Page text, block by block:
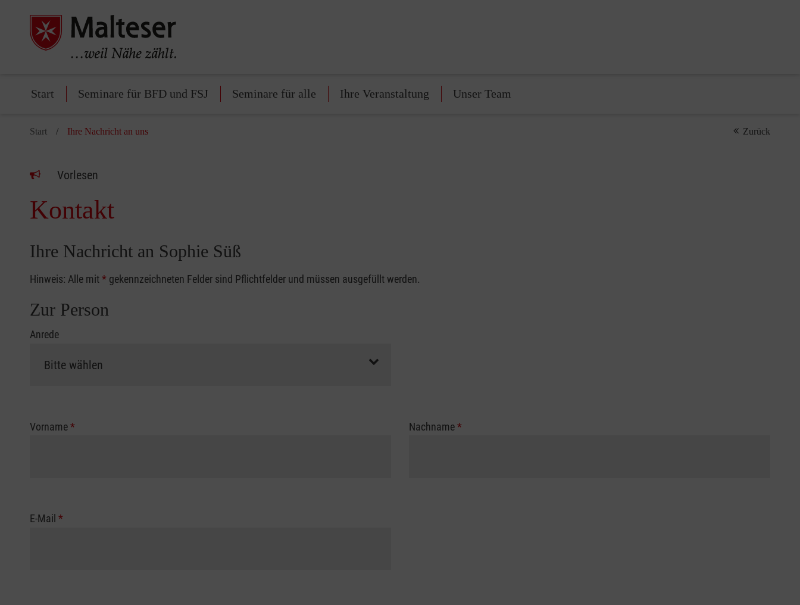
Start Seminare für BFD und FSJ Seminare für alle Ihre Veranstaltung Unser Team
Start Ihre Nachricht an uns Zurück
Vorlesen
Kontakt
Ihre Nachricht an Sophie Süß
Hinweis: Alle mit* gekennzeichneten Felder sind Pflichtfelder und müssen ausgefüllt werden.
Zur Person
Anrede
Vorname* Nachname*
E-Mail *